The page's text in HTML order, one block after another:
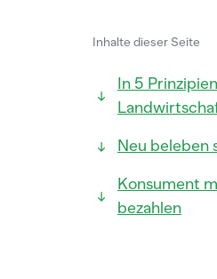
Inhalte dieser Seite
In 5
Neu beleben
Konsument
bezahlen